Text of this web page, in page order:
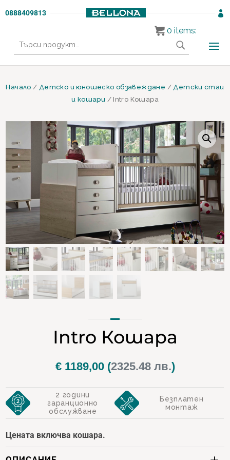
0888409813 
за:
Начало / Детско и юношеско обзавеждане /Детски стаи
и кошари / Intro Кошара
Intro Кошара
€1189,00(2325.48 лв.)
2 години
гаранционно
обслужване
Безплатен
монтаж
Цената включва кошара.
0 items: